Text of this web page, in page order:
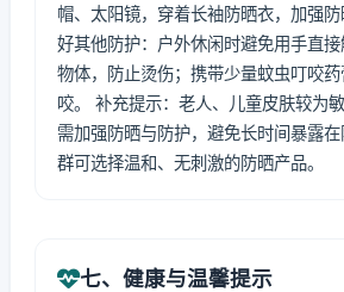
帽、太阳镜，穿着长袖防晒衣，加强
好其他防护：户外休闲时避免用手直
物体，防止烫伤；携带少量蚊虫叮咬
咬。 补充提示：老人、儿童皮肤较为
需加强防晒与防护，避免长时间暴露
群可选择温和、无刺激的防晒产品。
七、健康与温馨提示